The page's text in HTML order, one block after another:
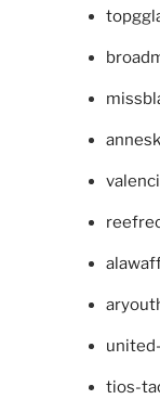
tios-